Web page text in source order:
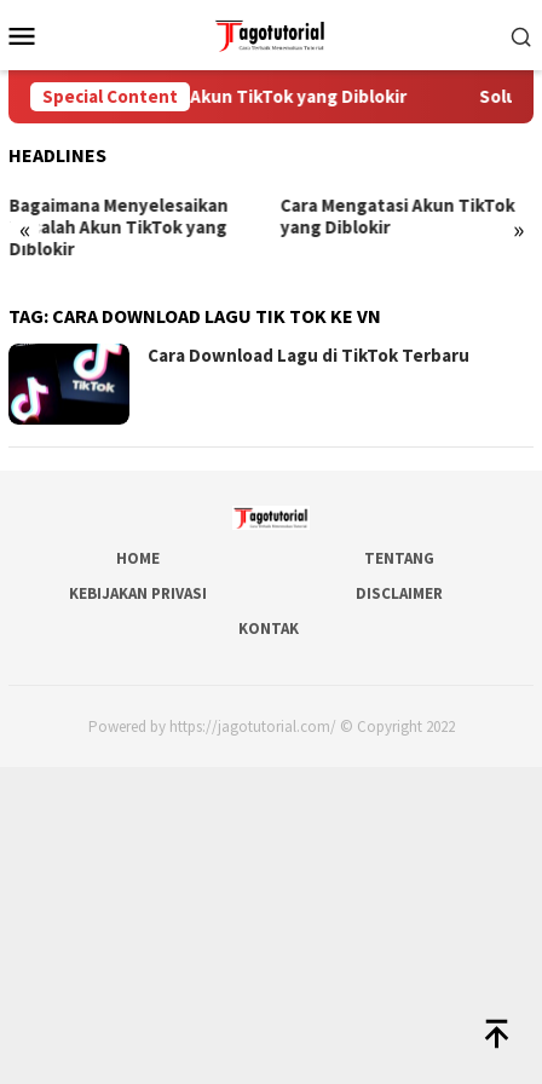
to
Menu
Special Content
Cara Mengatasi Akun TikTok yang Diblokir Solusi
HEADLINES
« »
Bagaimana Menyelesaikan
Masalah Akun TikTok yang
Diblokir
Cara Mengatasi Akun TikTok
yang Diblokir
TAG: CARA DOWNLOAD LAGU TIK TOK KE VN
Cara Download Lagu di TikTok Terbaru
HOME
TENTANG
KEBIJAKAN PRIVASI
DISCLAIMER
KONTAK
Powered by https://jagotutorial.com/ © Copyright 2022